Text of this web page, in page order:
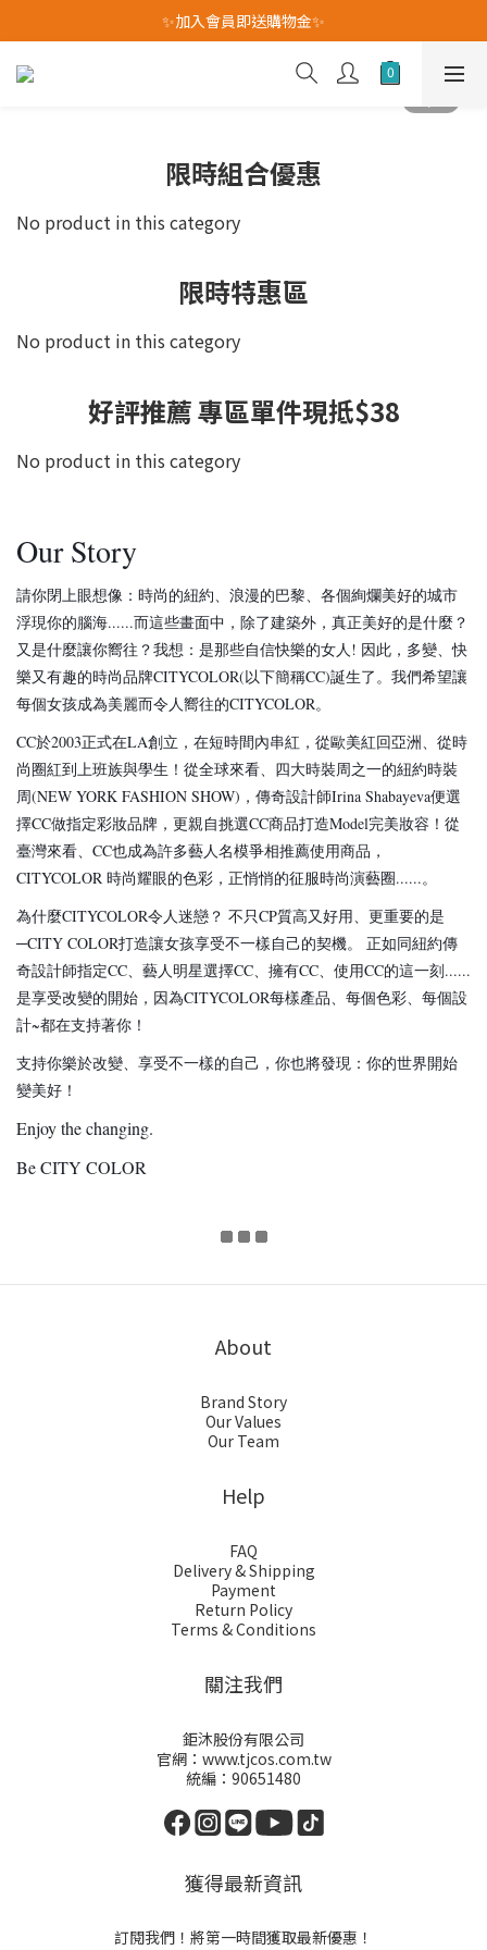
我愛爸爸★全館消費滿$528元免運費(活動至8/10)
✨加入會員即送購物金✨
我愛爸爸★全館消費滿$528元免運費(活動至8/10)
限時組合優惠
No product in this category
限時特惠區
No product in this category
好評推薦 專區單件現抵$38
No product in this category
Our Story
請你閉上眼想像：時尚的紐約、浪漫的巴黎、各個絢爛美好的城市
浮現你的腦海......而這些畫面中，除了建築外，真正美好的是什麼？
又是什麼讓你嚮往？我想：是那些自信快樂的女人! 因此，多變、快
樂又有趣的時尚品牌CITYCOLOR(以下簡稱CC)誕生了。我們希望讓
每個女孩成為美麗而令人嚮往的CITYCOLOR。
CC於2003正式在LA創立，在短時間內串紅，從歐美紅回亞洲、從時
尚圈紅到上班族與學生！從全球來看、四大時裝周之一的紐約時裝
周(NEW YORK FASHION SHOW)，傳奇設計師Irina Shabayeva便選
擇CC做指定彩妝品牌，更親自挑選CC商品打造Model完美妝容！從
臺灣來看、CC也成為許多藝人名模爭相推薦使用商品，
CITYCOLOR 時尚耀眼的色彩，正悄悄的征服時尚演藝圈......。
為什麼CITYCOLOR令人迷戀？ 不只CP質高又好用、更重要的是
─CITY COLOR打造讓女孩享受不一樣自己的契機。 正如同紐約傳
奇設計師指定CC、藝人明星選擇CC、擁有CC、使用CC的這一刻......
是享受改變的開始， 因為CITYCOLOR每樣產品、每個色彩、每個設
計~都在支持著你！
支持你樂於改變、享受不一樣的自己，你也將發現：你的世界開始
變美好！
Enjoy the changing.
Be CITY COLOR
About
Brand Story
Our Values
Our Team
Help
FAQ
Delivery & Shipping
Payment
Return Policy
Terms & Conditions
關注我們
鉅沐股份有限公司
官網：www.tjcos.com.tw
統編：90651480
獲得最新資訊
訂閱我們！將第一時間獲取最新優惠！